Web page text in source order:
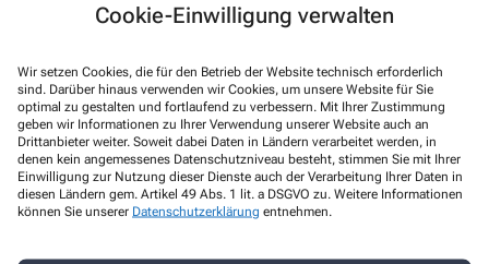
Cookie-Einwilligung verwalten
Wir setzen Cookies, die für den Betrieb der Website technisch erforderlich
sind. Darüber hinaus verwenden wir Cookies, um unsere Website für Sie
optimal zu gestalten und fortlaufend zu verbessern. Mit Ihrer Zustimmung
geben wir Informationen zu Ihrer Verwendung unserer Website auch an
Drittanbieter weiter. Soweit dabei Daten in Ländern verarbeitet werden, in
denen kein angemessenes Datenschutzniveau besteht, stimmen Sie mit Ihrer
Einwilligung zur Nutzung dieser Dienste auch der Verarbeitung Ihrer Daten in
diesen Ländern gem. Artikel 49 Abs. 1 lit. a DSGVO zu. Weitere Informationen
können Sie unserer Datenschutzerklärung entnehmen.
E-Mail: info@apotheke-zeller-berg.de
Telefon: +49-3771/5 31 29
Telefax: +49-3771/5 10 94
Postanschrift: Prof.-Richard-Beck-Str. 1 08280 Aue-Bad
Schlema
Durchsetzungsverfahren und
Marktüberwachungsbehörde